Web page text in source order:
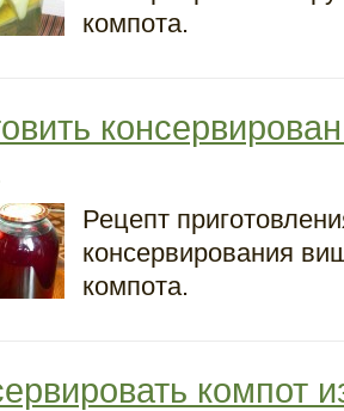
компота.
Рецепт
консервирования
компота.
компот